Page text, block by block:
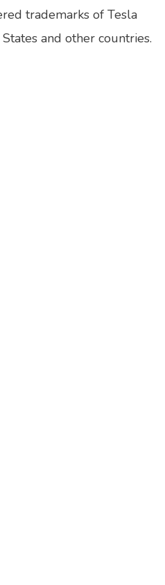
trademarks of Tesla
and other countries.